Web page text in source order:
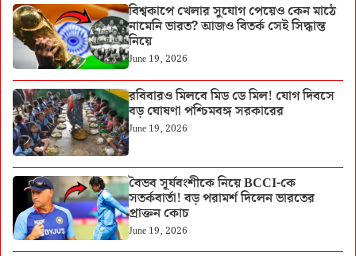
বিশ্বকাপে খেলার সুযোগ পেয়েও কেন মাঠে
নামেনি ভারত? আজও বিতর্ক সেই সিদ্ধান্ত
নিয়ে
June 19, 2026
রবিবারও মিলবে মিড ডে মিল! যোগ দিবসে
বড় ঘোষণা পশ্চিমবঙ্গ সরকারের
June 19, 2026
বৈভব সূর্যবংশীকে নিয়ে BCCI-কে
সতর্কবার্তা! বড় পরামর্শ দিলেন ভারতের
প্রাক্তন কোচ
June 19, 2026